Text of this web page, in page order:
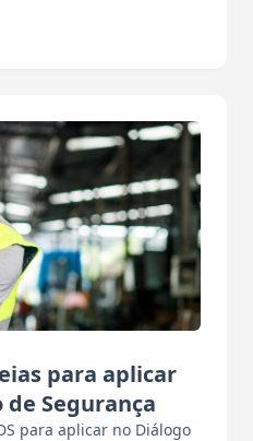
para aplicar
Segurança
para aplicar no Diálogo